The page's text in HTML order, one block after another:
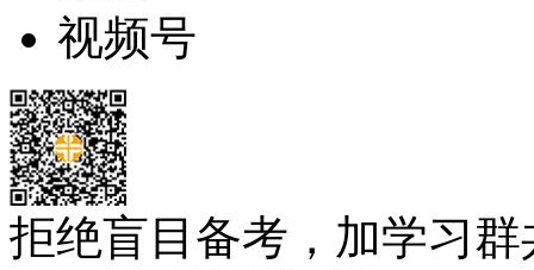
视频号
拒绝盲目备考，加学习